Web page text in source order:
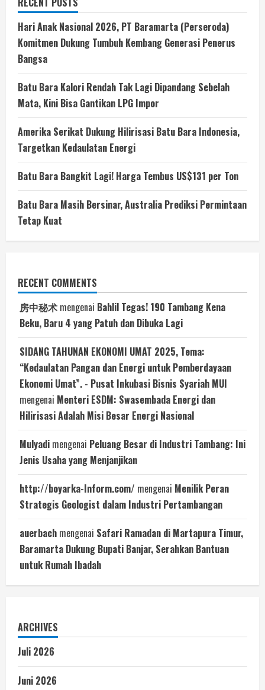
Hari Anak Nasional 2026, PT Baramarta (Perseroda)
Komitmen Dukung Tumbuh Kembang Generasi Penerus
Bangsa
Batu Bara Kalori Rendah Tak Lagi Dipandang Sebelah
Mata, Kini Bisa Gantikan LPG Impor
Amerika Serikat Dukung Hilirisasi Batu Bara Indonesia,
Targetkan Kedaulatan Energi
Batu Bara Bangkit Lagi! Harga Tembus US$131 per Ton
Batu Bara Masih Bersinar, Australia Prediksi Permintaan
Tetap Kuat
RECENT COMMENTS
房中秘术 mengenai Bahlil Tegas! 190 Tambang Kena
Beku, Baru 4 yang Patuh dan Dibuka Lagi
SIDANG TAHUNAN EKONOMI UMAT 2025, Tema:
“Kedaulatan Pangan dan Energi untuk Pemberdayaan
Ekonomi Umat”. - Pusat Inkubasi Bisnis Syariah MUI
mengenai Menteri ESDM: Swasembada Energi dan
Hilirisasi Adalah Misi Besar Energi Nasional
Mulyadi mengenai Peluang Besar di Industri Tambang: Ini
Jenis Usaha yang Menjanjikan
http://boyarka-Inform.com/ mengenai Menilik Peran
Strategis Geologist dalam Industri Pertambangan
auerbach mengenai Safari Ramadan di Martapura Timur,
Baramarta Dukung Bupati Banjar, Serahkan Bantuan
untuk Rumah Ibadah
ARCHIVES
Juli 2026
Juni 2026